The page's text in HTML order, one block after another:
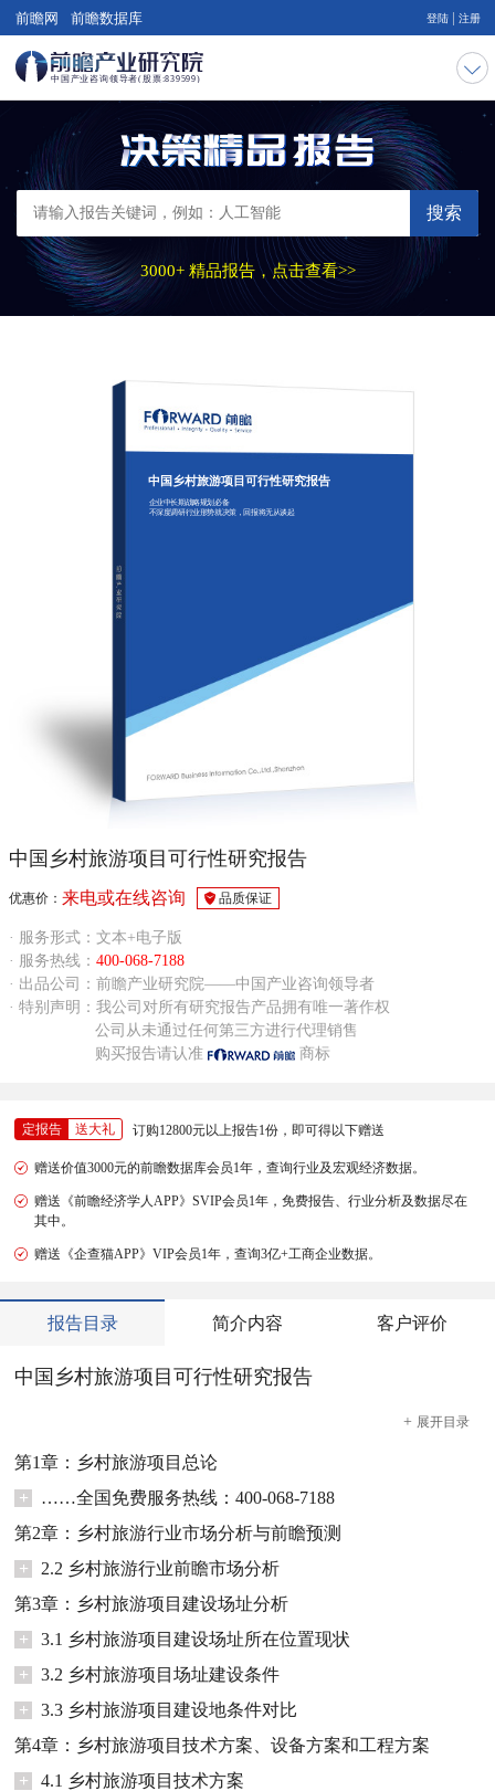
前瞻网 前瞻数据库 登陆 注册
搜索
3000+ 精品报告，点击查看>>
中国乡村旅游项目可行性研究报告
企业中长期战略规划必备
不深度调研行业形势就决策，回报将无从谈起
中国乡村旅游项目可行性研究报告
优惠价： 来电或在线咨询 品质保证
· 服务形式：文本+电子版
· 服务热线： 400-068-7188
· 出品公司：前瞻产业研究院——中国产业咨询领导者
· 特别声明：我公司对所有研究报告产品拥有唯一著作权
公司从未通过任何第三方进行代理销售
购买报告请认准
商标
定报告 送大礼 订购12800元以上报告1份，即可得以下赠送
赠送价值3000元的前瞻数据库会员1年，查询行业及宏观经济数据。
赠送《前瞻经济学人APP》SVIP会员1年，免费报告、行业分析及数据尽在
其中。
赠送《企查猫APP》VIP会员1年，查询3亿+工商企业数据。
报告目录 简介内容 客户评价
中国乡村旅游项目可行性研究报告
+ 展开目录
第1章：乡村旅游项目总论
+
……全国免费服务热线：400-068-7188
第2章：乡村旅游行业市场分析与前瞻预测
+
2.2 乡村旅游行业前瞻市场分析
第3章：乡村旅游项目建设场址分析
+
3.1 乡村旅游项目建设场址所在位置现状
+
3.2 乡村旅游项目场址建设条件
+
3.3 乡村旅游项目建设地条件对比
第4章：乡村旅游项目技术方案、设备方案和工程方案
+
4.1 乡村旅游项目技术方案